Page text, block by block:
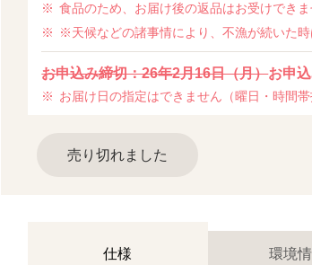
食品のため、お届け後の返品はお受けできま
※天候などの諸事情により、不漁が続いた時
お申込み締切：26年2月16日（月）お申
お届け日の指定はできません（曜日・時間帯
売り切れました
仕様 環境